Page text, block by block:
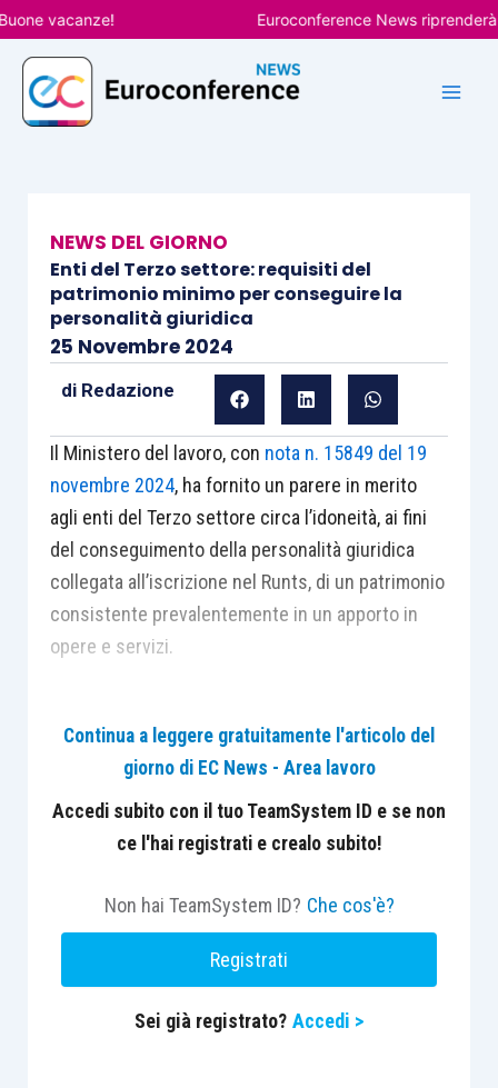
Vai
al
contenuto
vacanze! Euroconference News riprenderà le
NEWS DEL GIORNO
Enti del Terzo settore: requisiti del
patrimonio minimo per conseguire la
personalità giuridica
25 Novembre 2024
di Redazione
Il Ministero del lavoro, con nota n. 15849 del 19
novembre 2024, ha fornito un parere in merito
agli enti del Terzo settore circa l’idoneità, ai fini
del conseguimento della personalità giuridica
collegata all’iscrizione nel Runts, di un patrimonio
consistente prevalentemente in un apporto in
opere e servizi.
Continua a leggere gratuitamente l'articolo del
giorno di EC News - Area lavoro
Accedi subito con il tuo TeamSystem ID e se non
ce l'hai registrati e crealo subito!
Non hai TeamSystem ID? Che cos'è?
Registrati
Sei già registrato? Accedi >